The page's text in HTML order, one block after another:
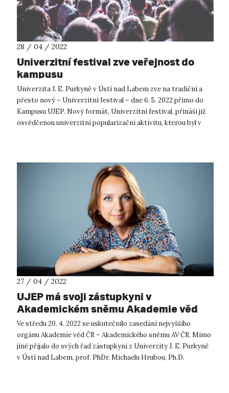
28 / 04 / 2022
Univerzitní festival zve veřejnost do
kampusu
Univerzita J. E. Purkyně v Ústí nad Labem zve na tradiční a
přesto nový – Univerzitní festival – dne 6. 5. 2022 přímo do
Kampusu UJEP. Nový formát, Univerzitní festival, přináší již
osvědčenou univerzitní popularizační aktivitu, kterou byl v
27 / 04 / 2022
UJEP má svoji zástupkyni v
Akademickém sněmu Akademie věd
ČR
Ve středu 20. 4. 2022 se uskutečnilo zasedání nejvyššího
orgánu Akademie věd ČR – Akademického sněmu AV ČR. Mimo
jiné přijalo do svých řad zástupkyni z Univerzity J. E. Purkyně
v Ústí nad Labem, prof. PhDr. Michaelu Hrubou, Ph.D.